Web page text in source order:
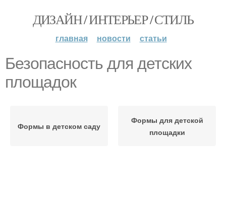
ДИЗАЙН / ИНТЕРЬЕР / СТИЛЬ
главная новости статьи
Безопасность для детских
площадок
Формы в детском саду
Формы для детской
площадки